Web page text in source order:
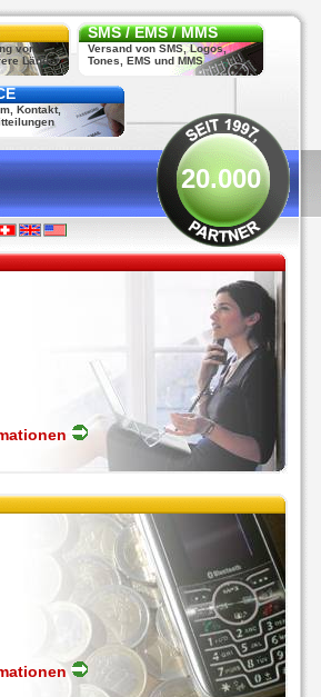
von
Länder
SMS / EMS / MMS
Versand von SMS, Logos,
Tones, EMS und MMS
Kontakt,
20.000